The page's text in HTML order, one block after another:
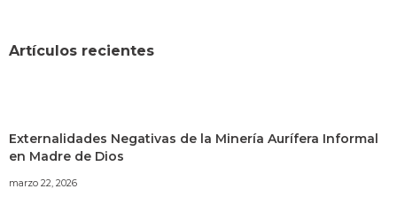
Artículos recientes
Externalidades Negativas de la Minería Aurífera Informal
en Madre de Dios
marzo 22, 2026